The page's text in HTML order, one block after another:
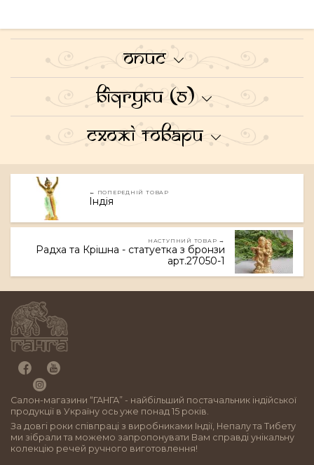
Опис
Відгуки (0)
Схожі товари
← ПОПЕРЕДНІЙ ТОВАР
Індія
НАСТУПНИЙ ТОВАР →
Радха та Крішна - статуетка з бронзи
арт.27050-1
Салон-магазини “ГАНГА” - найбільший постачальник індійської
продукції в Україну ось уже понад 15 років.
За довгі роки співпраці з виробниками Індії, Непалу та Тибету
ми зібрали та можемо запропонувати Вам справді унікальну
колекцію речей ручного виготовлення!